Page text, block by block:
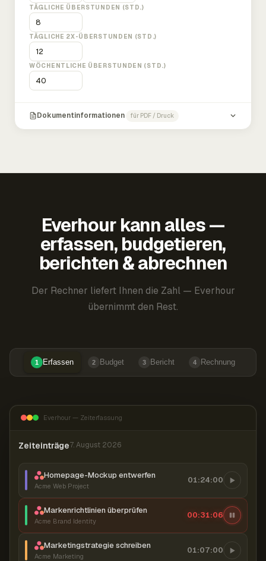
TÄGLICHE ÜBERSTUNDEN (STD.)
TÄGLICHE 2X-ÜBERSTUNDEN (STD.)
WÖCHENTLICHE ÜBERSTUNDEN (STD.)
Dokumentinformationen für PDF / Druck
Everhour kann alles —
erfassen, budgetieren,
berichten & abrechnen
Der Rechner liefert Ihnen die Zahl — Everhour
übernimmt den Rest.
1 Erfassen 2 Budget 3 Bericht 4 Rechnung
Everhour — Zeiterfassung
Zeiteinträge7. August 2026
Homepage-Mockup entwerfen
Acme Web Project
01:24:00
Markenrichtlinien überprüfen
Acme Brand Identity
00:31:07
Marketingstrategie schreiben
Acme Marketing
01:07:00